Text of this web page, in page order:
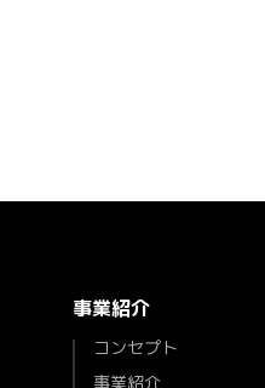
事業紹介
コンセプト
事業紹介